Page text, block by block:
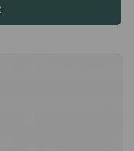
smälter in i olika
bli stel, vilket gör att